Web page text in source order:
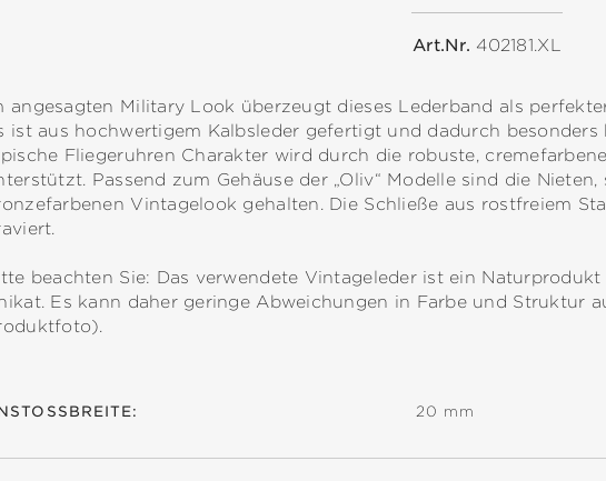
Art.Nr. 402181.XL
angesagten Military Look überzeugt dieses Lederband als
ist aus hochwertigem Kalbsleder gefertigt und dadurch
Fliegeruhren Charakter wird durch die robuste,
Passend zum Gehäuse der „Oliv“ Modelle sind die
Vintagelook gehalten. Die Schließe aus rostfreiem
beachten Sie: Das verwendete Vintageleder ist ein
Es kann daher geringe Abweichungen in Farbe und Struktur
20 mm